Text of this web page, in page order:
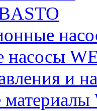
насосы
и